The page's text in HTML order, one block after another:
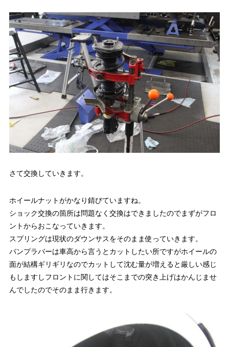
さて交換していきます。
ホイールナットがかなり錆びていますね。
ショック交換の箇所は問題なく交換はできましたのでまずがフロ
ントからおこなっていきます。
スプリングは現状のダウンサスをそのまま使っていきます。
バンプラバーは車高から言うとカットしたい所ですがホイールの
面が結構ギリギリなのでカットして沈む量が増えると厳しい感じ
もしますしフロントに関してはそこまでの突き上げはかんじませ
んでしたのでそのまま行きます。